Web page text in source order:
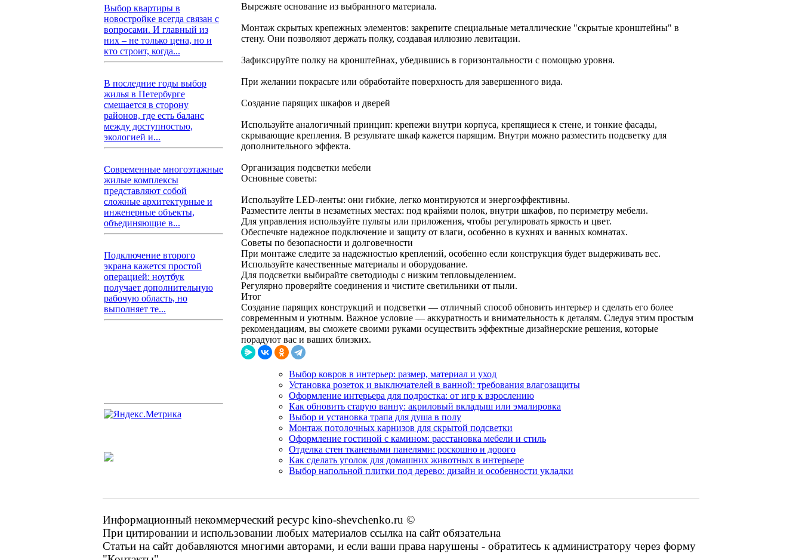
Выбор квартиры в
новостройке всегда связан с
вопросами. И главный из
них – не только цена, но и
кто строит, когда...
В последние годы выбор
жилья в Петербурге
смещается в сторону
районов, где есть баланс
между доступностью,
экологией и...
Современные многоэтажные
жилые комплексы
представляют собой
сложные архитектурные и
инженерные объекты,
объединяющие в...
Подключение второго
экрана кажется простой
операцией: ноутбук
получает дополнительную
рабочую область, но
выполняет те...
Вырежьте основание из выбранного материала.
Монтаж скрытых крепежных элементов: закрепите специальные металлические "скрытые кронштейны" в
стену. Они позволяют держать полку, создавая иллюзию левитации.
Зафиксируйте полку на кронштейнах, убедившись в горизонтальности с помощью уровня.
При желании покрасьте или обработайте поверхность для завершенного вида.
Создание парящих шкафов и дверей
Используйте аналогичный принцип: крепежи внутри корпуса, крепящиеся к стене, и тонкие фасады,
скрывающие крепления. В результате шкаф кажется парящим. Внутри можно разместить подсветку для
дополнительного эффекта.
Организация подсветки мебели
Основные советы:
Используйте LED-ленты: они гибкие, легко монтируются и энергоэффективны.
Разместите ленты в незаметных местах: под крайями полок, внутри шкафов, по периметру мебели.
Для управления используйте пульты или приложения, чтобы регулировать яркость и цвет.
Обеспечьте надежное подключение и защиту от влаги, особенно в кухнях и ванных комнатах.
Советы по безопасности и долговечности
При монтаже следите за надежностью креплений, особенно если конструкция будет выдерживать вес.
Используйте качественные материалы и оборудование.
Для подсветки выбирайте светодиоды с низким тепловыделением.
Регулярно проверяйте соединения и чистите светильники от пыли.
Итог
Создание парящих конструкций и подсветки — отличный способ обновить интерьер и сделать его более
современным и уютным. Важное условие — аккуратность и внимательность к деталям. Следуя этим простым
рекомендациям, вы сможете своими руками осуществить эффектные дизайнерские решения, которые
порадуют вас и ваших близких.
Выбор ковров в интерьер: размер, материал и уход
Установка розеток и выключателей в ванной: требования влагозащиты
Оформление интерьера для подростка: от игр к взрослению
Как обновить старую ванну: акриловый вкладыш или эмалировка
Выбор и установка трапа для душа в полу
Монтаж потолочных карнизов для скрытой подсветки
Оформление гостиной с камином: расстановка мебели и стиль
Отделка стен тканевыми панелями: роскошно и дорого
Как сделать уголок для домашних животных в интерьере
Выбор напольной плитки под дерево: дизайн и особенности укладки
Информационный некоммерческий ресурс kino-shevchenko.ru ©
При цитировании и использовании любых материалов ссылка на сайт обязательна
Статьи на сайт добавляются многими авторами, и если ваши права нарушены - обратитесь к администратору через форму